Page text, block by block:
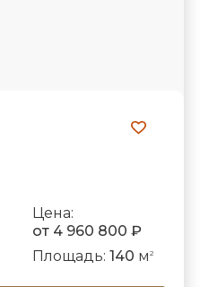
Цена:
от 4 960 800 ₽
Площадь: 140 м 2